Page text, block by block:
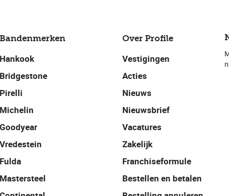
Bandenmerken
Hankook
Bridgestone
Pirelli
Michelin
Goodyear
Vredestein
Fulda
Mastersteel
Over Profile
Vestigingen
Acties
Nieuws
Nieuwsbrief
Vacatures
Zakelijk
Franchiseformule
Bestellen en betalen